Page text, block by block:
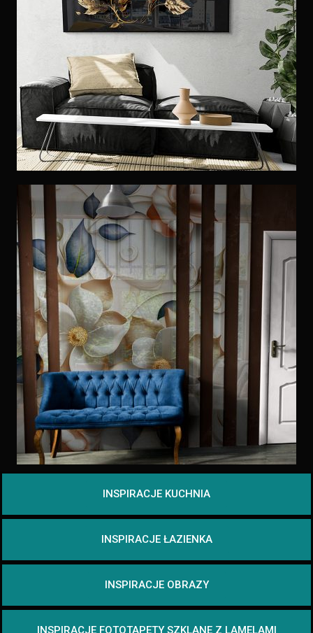
INSPIRACJE KUCHNIA
INSPIRACJE ŁAZIENKA
INSPIRACJE OBRAZY
INSPIRACJE FOTOTAPETY SZKLANE Z LAMELAMI